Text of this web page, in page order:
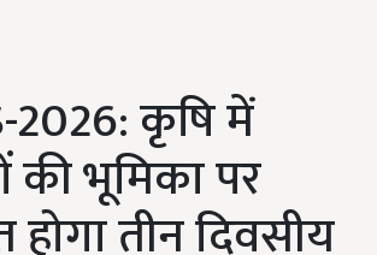
2026: कृषि में
भूमिका पर
तीन दिवसीय